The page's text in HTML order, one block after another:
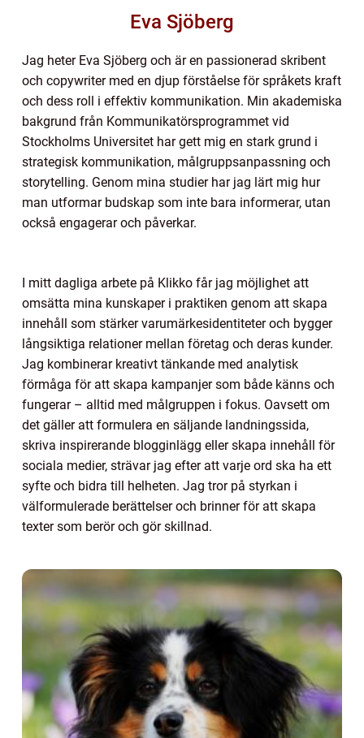
Eva Sjöberg
Jag heter Eva Sjöberg och är en passionerad skribent
och copywriter med en djup förståelse för språkets kraft
och dess roll i effektiv kommunikation. Min akademiska
bakgrund från Kommunikatörsprogrammet vid
Stockholms Universitet har gett mig en stark grund i
strategisk kommunikation, målgruppsanpassning och
storytelling. Genom mina studier har jag lärt mig hur
man utformar budskap som inte bara informerar, utan
också engagerar och påverkar.
I mitt dagliga arbete på Klikko får jag möjlighet att
omsätta mina kunskaper i praktiken genom att skapa
innehåll som stärker varumärkesidentiteter och bygger
långsiktiga relationer mellan företag och deras kunder.
Jag kombinerar kreativt tänkande med analytisk
förmåga för att skapa kampanjer som både känns och
fungerar – alltid med målgruppen i fokus. Oavsett om
det gäller att formulera en säljande landningssida,
skriva inspirerande blogginlägg eller skapa innehåll för
sociala medier, strävar jag efter att varje ord ska ha ett
syfte och bidra till helheten. Jag tror på styrkan i
välformulerade berättelser och brinner för att skapa
texter som berör och gör skillnad.